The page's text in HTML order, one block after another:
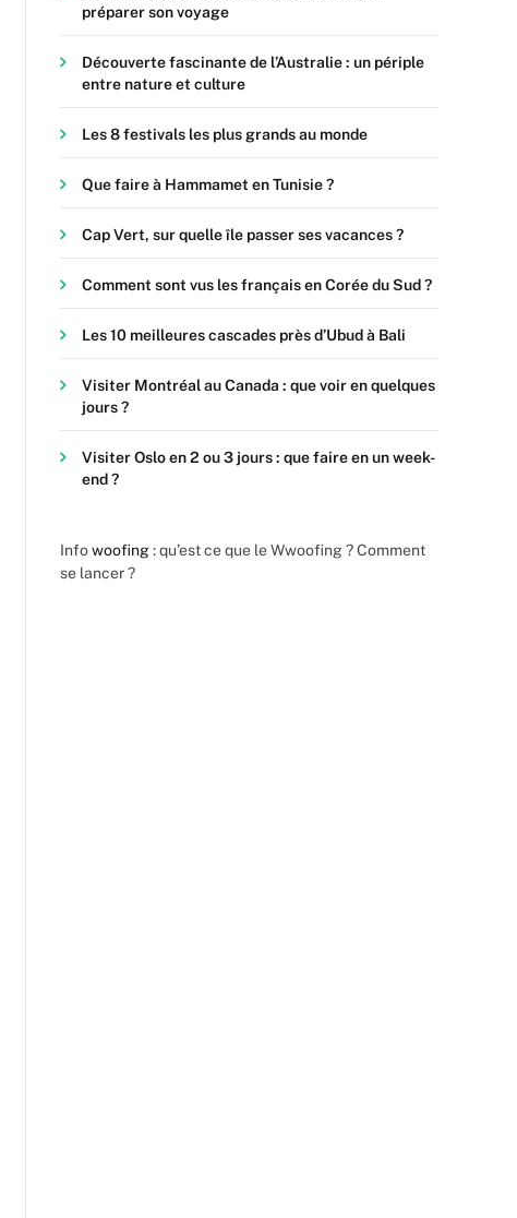
préparer son voyage
Découverte fascinante de l’Australie : un périple
entre nature et culture
Les 8 festivals les plus grands au monde
Que faire à Hammamet en Tunisie ?
Cap Vert, sur quelle île passer ses vacances ?
Comment sont vus les français en Corée du Sud ?
Les 10 meilleures cascades près d’Ubud à Bali
Visiter Montréal au Canada : que voir en quelques
jours ?
Visiter Oslo en 2 ou 3 jours : que faire en un week-
end ?
Infowoofing: qu’est ce que le Wwoofing ? Comment
se lancer ?